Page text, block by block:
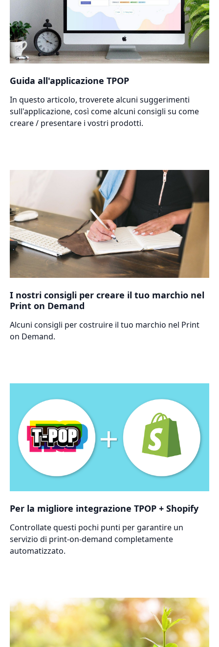
Guida all'applicazione TPOP
In questo articolo, troverete alcuni suggerimenti
sull'applicazione, così come alcuni consigli su come
creare / presentare i vostri prodotti.
I nostri consigli per creare il tuo marchio nel
Print on Demand
Alcuni consigli per costruire il tuo marchio nel Print
on Demand.
Per la migliore integrazione TPOP + Shopify
Controllate questi pochi punti per garantire un
servizio di print-on-demand completamente
automatizzato.